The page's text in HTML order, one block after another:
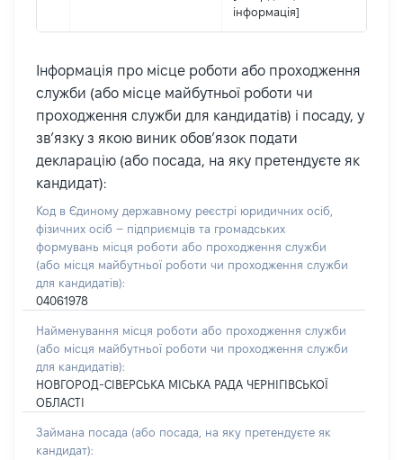
інформація]
Інформація про місце роботи або проходження
служби (або місце майбутньої роботи чи
проходження служби для кандидатів) і посаду, у
зв’язку з якою виник обов’язок подати
декларацію (або посада, на яку претендуєте як
кандидат):
Код в Єдиному державному реєстрі юридичних осіб,
фізичних осіб – підприємців та громадських
формувань місця роботи або проходження служби
(або місця майбутньої роботи чи проходження служби
для кандидатів):
04061978
Найменування місця роботи або проходження служби
(або місця майбутньої роботи чи проходження служби
для кандидатів):
НОВГОРОД-СІВЕРСЬКА МІСЬКА РАДА ЧЕРНІГІВСЬКОЇ
ОБЛАСТІ
Займана посада (або посада, на яку претендуєте як
кандидат):